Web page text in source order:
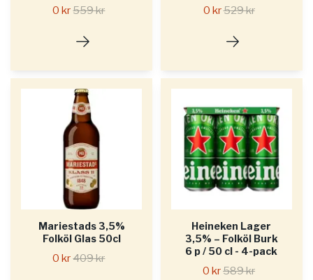
0 kr559 kr 0 kr529 kr
Mariestads 3,5%
Folköl Glas 50cl
0 kr409 kr
Heineken Lager
3,5% – Folköl Burk
6 p / 50 cl - 4-pack
0 kr589 kr